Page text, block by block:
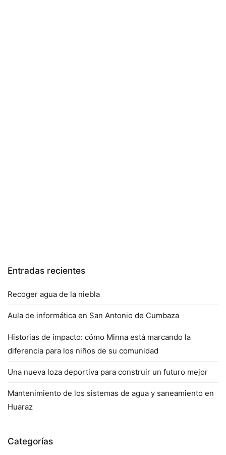
Entradas recientes
Recoger agua de la niebla
Aula de informática en San Antonio de Cumbaza
Historias de impacto: cómo Minna está marcando la
diferencia para los niños de su comunidad
Una nueva loza deportiva para construir un futuro mejor
Mantenimiento de los sistemas de agua y saneamiento en
Huaraz
Categorías